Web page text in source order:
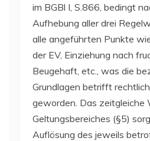
im BGBl I, S.866, bedingt
Aufhebung aller drei
alle angeführten Punkte
der EV, Einziehung nach
Beugehaft, etc., was die
Grundlagen betrifft
geworden. Das zeitgleiche
Geltungsbereiches (§5)
Auflösung des jeweils